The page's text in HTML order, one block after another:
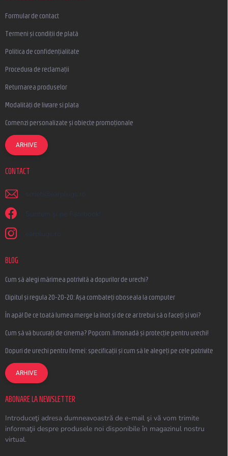
Formular de contact
Termeni și condiții de plată
Politica de confidențialitate
Procedura de reclamații
Returnarea produselor
Modalități de livrare si plata
Comenzi personalizate și obiecte promoționale
ARHIVE
CONTACT
scrieti @ earplugs.ro
Suntem și pe Facebook!
earplugs.ro
BLOG
Cum să alegi mărimea potrivită a dopurilor de urechi?
Clipitul și regula 20-20-20: Așa combateți oboseala la computer
În apă! De ce toată lumea merge la înot și de ce ar trebui să o faceți și voi?
Cum să vă bucurați de cinema? Popcorn, limonadă și protecție pentru urechi!
Dopuri de urechi pentru femei: specificații și cum să le alegeți pe cele potrivite
ARHIVE
ABONARE LA NEWSLETTER
Introduceţi adresa dumneavoastră de e-mail şi vă vom trimite
informaţii despre produsele noi disponibile în magazinul nostru
virtual.